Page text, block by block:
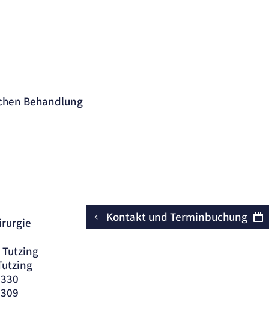
Behandlung
Kontakt und Terminbuchung